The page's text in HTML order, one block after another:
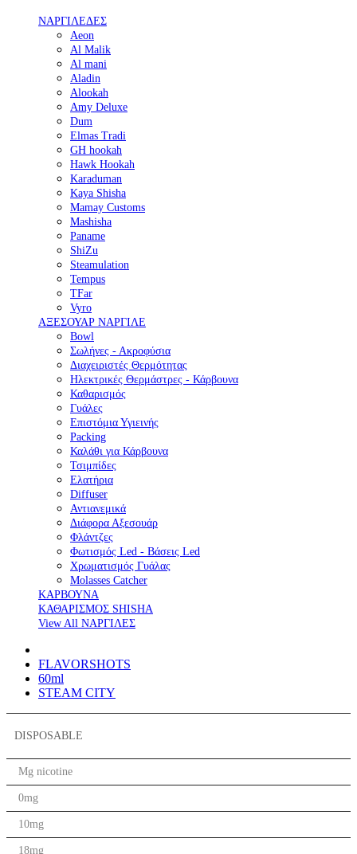
ΝΑΡΓΙΛΕΔΕΣ
Aeon
Al Malik
Al mani
Aladin
Alookah
Amy Deluxe
Dum
Elmas Tradi
GH hookah
Hawk Hookah
Karaduman
Kaya Shisha
Mamay Customs
Mashisha
Paname
ShiZu
Steamulation
Tempus
TFar
Vyro
ΑΞΕΣΟΥΑΡ ΝΑΡΓΙΛΕ
Bowl
Σωλήνες - Ακροφύσια
Διαχειριστές Θερμότητας
Ηλεκτρικές Θερμάστρες - Κάρβουνα
Καθαρισμός
Γυάλες
Επιστόμια Υγιεινής
Packing
Καλάθι για Κάρβουνα
Τσιμπίδες
Ελατήρια
Diffuser
Αντιανεμικά
Διάφορα Αξεσουάρ
Φλάντζες
Φωτισμός Led - Βάσεις Led
Χρωματισμός Γυάλας
Molasses Catcher
ΚΑΡΒΟΥΝΑ
ΚΑΘΑΡΙΣΜΟΣ SHISHA
View All ΝΑΡΓΙΛΕΣ
FLAVORSHOTS
60ml
STEAM CITY
DISPOSABLE
Mg nicotine
0mg
10mg
18mg